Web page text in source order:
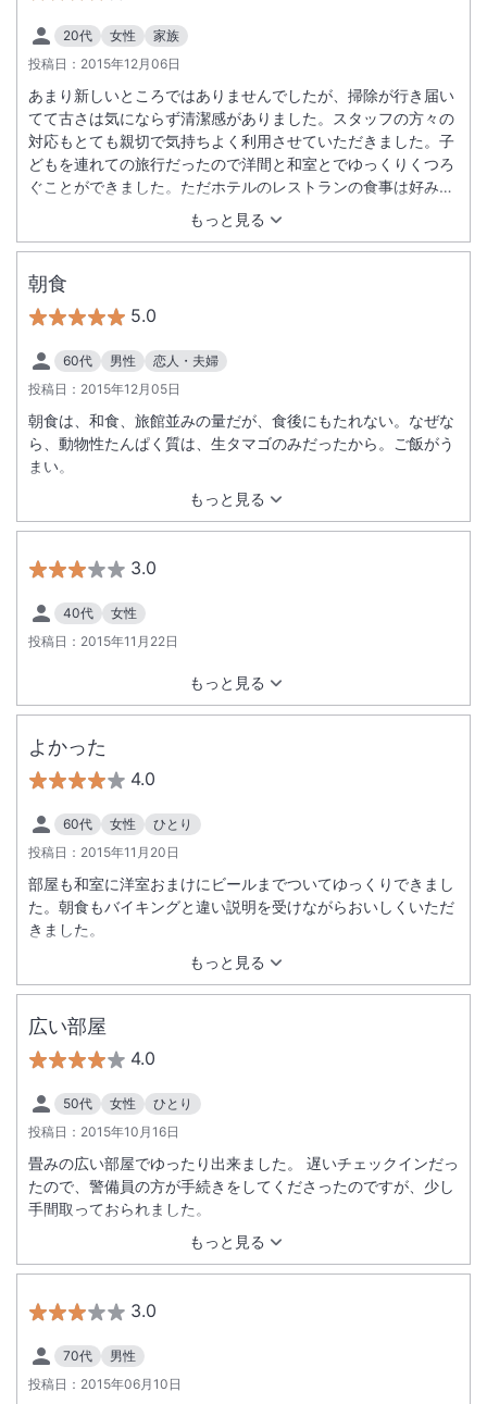
20代 女性
家族
投稿日： 2015年12月06日
もっと見る
あまり新しいところではありませんでしたが、掃除が行き届い
てて古さは気にならず清潔感がありました。スタッフの方々の
対応もとても親切で気持ちよく利用させていただきました。子
どもを連れての旅行だったので洋間と和室とでゆっくりくつろ
ぐことができました。ただホテルのレストランの食事は好みの
問題でしょうが、イマイチだったかな。朝食もあれなら無しで
よかったかも（＾＾；）食事以外は大満足でした。あと、近く
にコンビニ等のお店が見当たらなかったので、飲み物や食べ物
を持ち込むならあらかじめ買っていったほうがいいです。
朝食
5.0
60代 男性
恋人・夫婦
投稿日： 2015年12月05日
もっと見る
朝食は、和食、旅館並みの量だが、食後にもたれない。なぜな
ら、動物性たんぱく質は、生タマゴのみだったから。ご飯がう
まい。
3.0
40代
女性
投稿日： 2015年11月22日
もっと見る
よかった
4.0
60代 女性
ひとり
投稿日： 2015年11月20日
もっと見る
部屋も和室に洋室おまけにビールまでついてゆっくりできまし
た。朝食もバイキングと違い説明を受けながらおいしくいただ
きました。
広い部屋
4.0
50代 女性
ひとり
投稿日： 2015年10月16日
もっと見る
畳みの広い部屋でゆったり出来ました。 遅いチェックインだっ
たので、警備員の方が手続きをしてくださったのですが、少し
手間取っておられました。
3.0
70代
男性
投稿日： 2015年06月10日